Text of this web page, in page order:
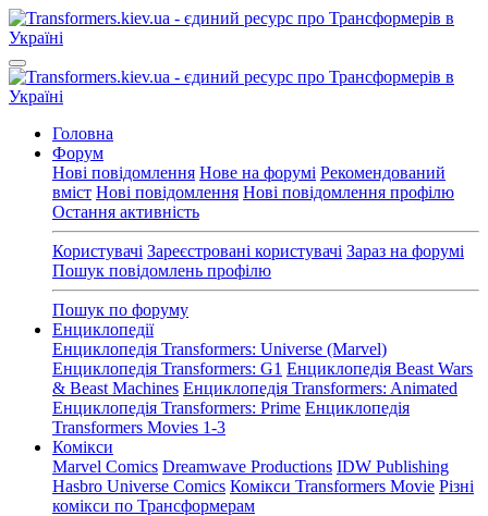
Головна
Форум
Нові повідомлення Нове на форумі Рекомендований
вміст Нові повідомлення Нові повідомлення профілю
Остання активність
Користувачі Зареєстровані користувачі Зараз на форумі
Пошук повідомлень профілю
Пошук по форуму
Енциклопедії
Енциклопедія Transformers: Universe (Marvel)
Енциклопедія Transformers: G1 Енциклопедія Beast Wars
& Beast Machines Енциклопедія Transformers: Animated
Енциклопедія Transformers: Prime Енциклопедія
Transformers Movies 1-3
Комікси
Marvel Comics Dreamwave Productions IDW Publishing
Hasbro Universe Comics Комікси Transformers Movie Різні
комікси по Трансформерам